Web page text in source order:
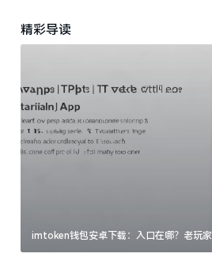
精彩导读
imtoken钱包安卓下载：入口在哪？老玩